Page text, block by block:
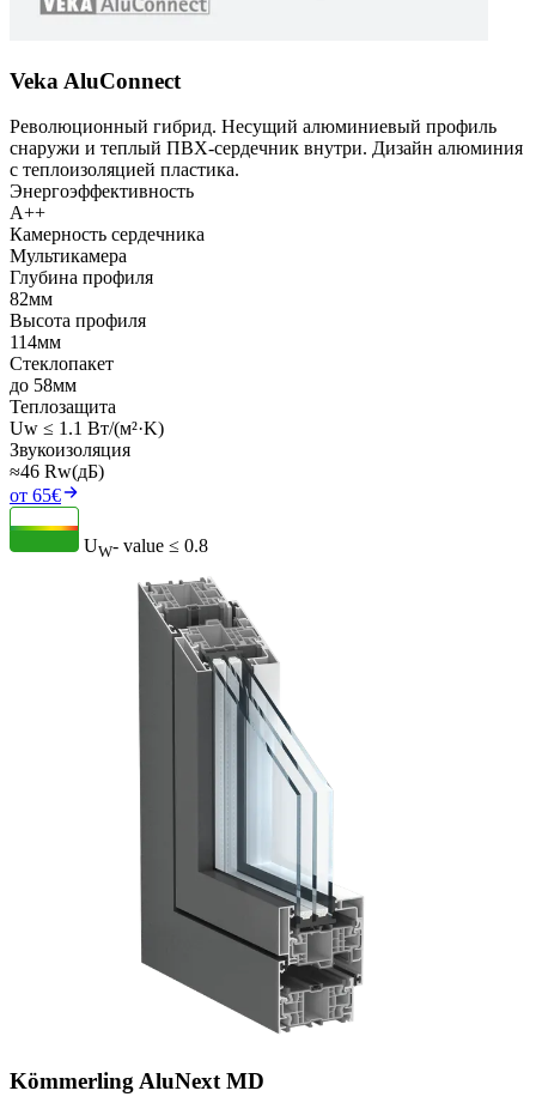
Veka AluConnect
Революционный гибрид. Несущий алюминиевый профиль
снаружи и теплый ПВХ-сердечник внутри. Дизайн алюминия
с теплоизоляцией пластика.
Энергоэффективность
A++
Камерность сердечника
Мультикамера
Глубина профиля
82мм
Высота профиля
114мм
Стеклопакет
до 58мм
Теплозащита
Uw ≤ 1.1 Вт/(м²·K)
Звукоизоляция
≈46 Rw(дБ)
от 65€
UW- value ≤ 0.8
Kömmerling AluNext MD